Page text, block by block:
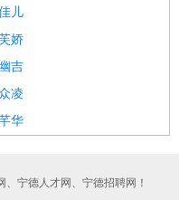
儿
娇
吉
凌
华
宁德人才网、宁德招聘网！